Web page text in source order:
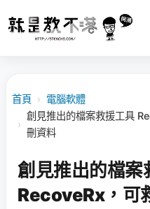
首頁 › 電腦軟體
›
創見推出的檔案救援工具
刪資料
創見推出的檔案
RecoveRx，可